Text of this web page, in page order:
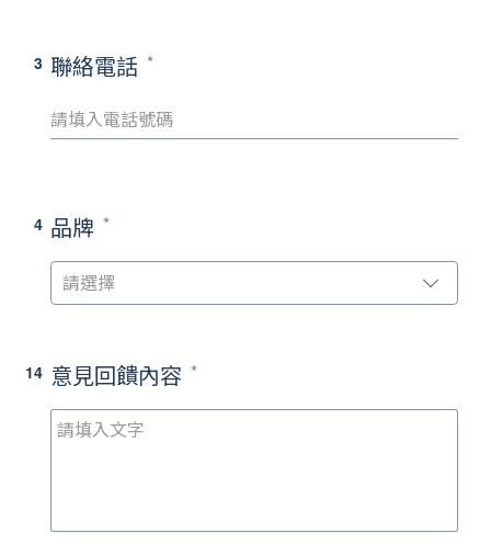
3 聯絡電話
4 品牌
請選擇
14 意見回饋內容